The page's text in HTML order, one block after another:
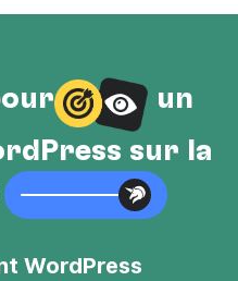
un
sur la
WordPress